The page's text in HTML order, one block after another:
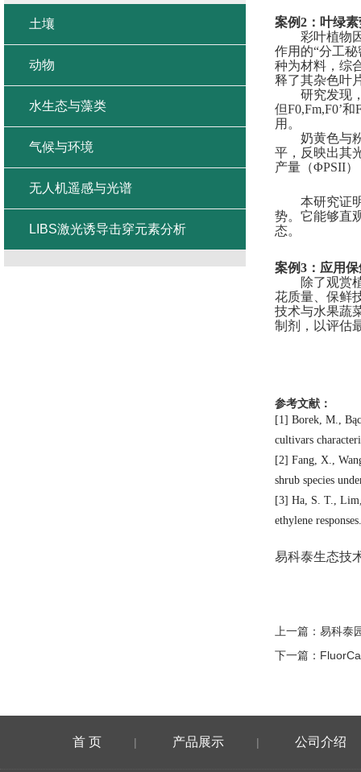
案例2 ： 叶绿
彩叶植物
作用的“分工
种为材料，综
释了其杂色叶
研究发现
但F0,Fm,F0’和
用。
奶黄色与
平，反映出其
产量（ΦPSII
本研究证
势。它能够直
态。
案例3 ： 应用
除了观赏
花质量、保鲜
技术与水果蔬
制剂，以评估
参考文献：
[1] Borek, M.,
cultivars
[2] Fang, X.,
shrub species
[3] Ha, S. T.,
ethylene
易科泰生态技
上一篇： 易科泰
下一篇：
土壤
动物
水生态与藻类
气候与环境
无人机遥感与光谱
LIBS激光诱导击穿元素分析
首 页 | 产品展示 | 公司介绍